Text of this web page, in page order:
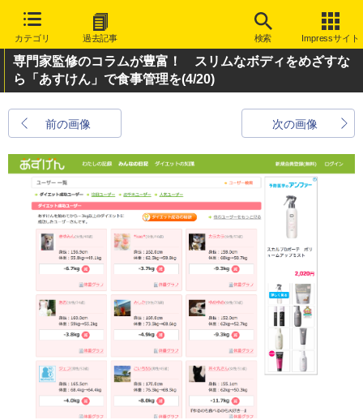
カテゴリ 過去記事 検索 Impressサイト
専門家監修のコラムが豊富！ スリムなボディをめざすな
ら「あすけん」で食事管理を(4/20)
前の画像 次の画像